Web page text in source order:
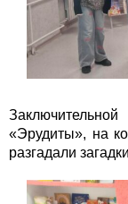
«Эрудиты», на
разгадали